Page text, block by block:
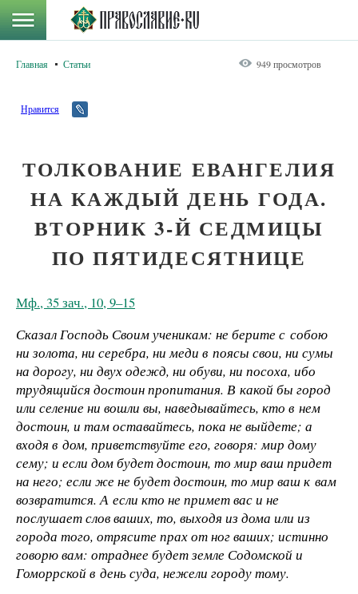
Главная Статьи 949 просмотров
Нравится
ТОЛКОВАНИЕ ЕВАНГЕЛИЯ
НА КАЖДЫЙ ДЕНЬ ГОДА.
ВТОРНИК 3-Й СЕДМИЦЫ
ПО ПЯТИДЕСЯТНИЦЕ
Мф., 35 зач., 10, 9–15
Сказал Господь Своим ученикам: не берите с собою
ни золота, ни серебра, ни меди в поясы свои, ни сумы
на дорогу, ни двух одежд, ни обуви, ни посоха, ибо
трудящийся достоин пропитания. В какой бы город
или селение ни вошли вы, наведывайтесь, кто в нем
достоин, и там оставайтесь, пока не выйдете; а
входя в дом, приветствуйте его, говоря: мир дому
сему; и если дом будет достоин, то мир ваш придет
на него; если же не будет достоин, то мир ваш к вам
возвратится. А если кто не примет вас и не
послушает слов ваших, то, выходя из дома или из
города того, отрясите прах от ног ваших; истинно
говорю вам: отраднее будет земле Содомской и
Гоморрской в день суда, нежели городу тому.